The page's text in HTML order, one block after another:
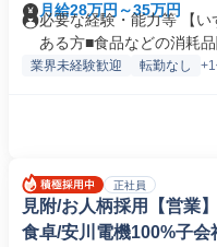
月給28万円～35万円
必要な経験・能力等 【
ある方■食品などの消耗品
業界未経験歓迎 転勤なし
正社員
見附/お人柄採用【営業
食卓/安川電機100%子